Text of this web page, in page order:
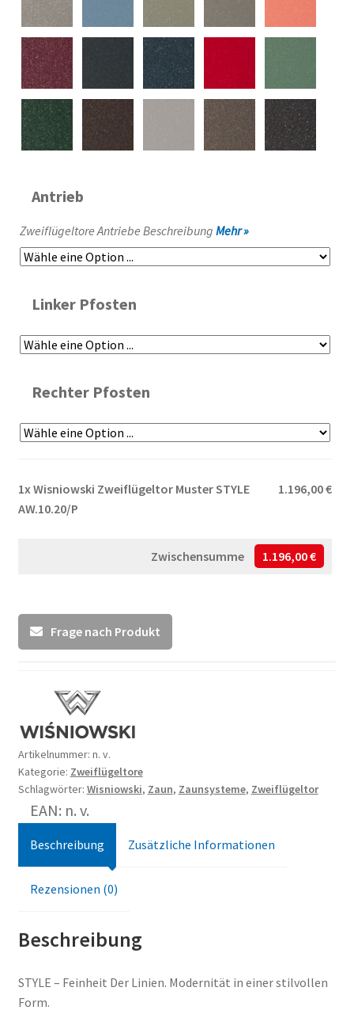
Antrieb
Zweiflügeltore Antriebe Beschreibung Mehr »
Linker Pfosten
Rechter Pfosten
1x Wisniowski Zweiflügeltor Muster STYLE
AW.10.20/P
1.196,00 €
Zwischensumme 1.196,00 €
Frage nach Produkt
Artikelnummer: n. v.
Kategorie: Zweiflügeltore
Schlagwörter: Wisniowski, Zaun, Zaunsysteme, Zweiflügeltor
EAN: n. v.
Beschreibung Zusätzliche Informationen
Rezensionen (0)
Beschreibung
STYLE – Feinheit Der Linien. Modernität in einer stilvollen
Form.